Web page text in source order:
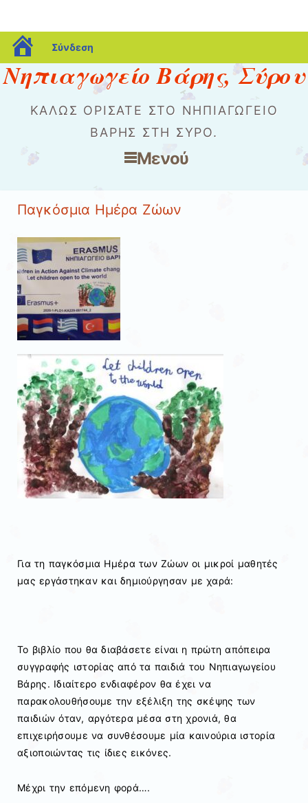
blogs.sch.gr
Σύνδεση
Νηπιαγωγείο Βάρης, Σύρου
ΚΑΛΏΣ ΟΡΊΣΑΤΕ ΣΤΟ ΝΗΠΙΑΓΩΓΕΊΟ
ΒΆΡΗΣ ΣΤΗ ΣΎΡΟ.
Μενού
Παγκόσμια Ημέρα Ζώων
Για τη παγκόσμια Ημέρα των Ζώων οι μικροί μαθητές
μας εργάστηκαν και δημιούργησαν με χαρά:
Το βιβλίο που θα διαβάσετε είναι η πρώτη απόπειρα
συγγραφής ιστορίας από τα παιδιά του Νηπιαγωγείου
Βάρης. Ιδιαίτερο ενδιαφέρον θα έχει να
παρακολουθήσουμε την εξέλιξη της σκέψης των
παιδιών όταν, αργότερα μέσα στη χρονιά, θα
επιχειρήσουμε να συνθέσουμε μία καινούρια ιστορία
αξιοποιώντας τις ίδιες εικόνες.
Μέχρι την επόμενη φορά….